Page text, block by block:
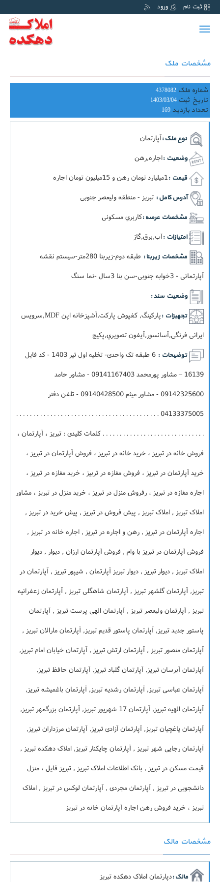
ثبت نام ورود
Toggle
مشخصات ملک
شماره ملک 4378082
تاریخ ثبت 1403/03/04
تعداد بازدید 169
نوع ملک :آپارتمان
وضعیت :اجاره,رهن
قیمت :1ميليارد تومان رهن و 15ميليون تومان اجاره
آدرس کامل : تبریز - منطقه ولیعصر جنوبی
مشخصات عرصه :کاربري مسکونی
امتیازات :آب,برق,گاز
مشخصات زیربنا :
طبقه دوم-زيربنا 280متر-سيستم نقشه
آپارتمانی - 3خوابه جنوبی-سن بنا 3سال -نما سنگ
وضعیت سند :
تجهیزات :
پارکینگ, کفپوش پارکت,آشپزخانه اپن MDF,سرویس
ایرانی فرنگی,آسانسور,آيفون تصويري,پکيج
توضیحات :
6 طبقه تک واحدی- تخلیه اول تیر 1403 - کد فایل
16139 – مشاور پورمحمد 09141167403 - مشاور حامد
09142325600 - مشاور میثم 09140428500 - تلفن دفتر
04133375005 . . . . . . . . . . . . . . . . . . . . . . . . . . . . . . . . . . . . . . . . . .
. . . . . . . . . . . . . . . . . . . . . . . . . . . . . . کلمات کلیدی : تبریز ، آپارتمان ،
فروش خانه در تبریز ، خرید خانه در تبریز ، فروش آپارتمان در تبریز ،
خرید آپارتمان در تبریز ، فروش مغازه در تربیز ، خرید مغازه در تبریز ،
اجاره مغازه در تبریز ، رفروش منزل در تبریز ، خرید منزل در تبریز ، مشاور
املاک تبریز , املاک تبریز , پیش فروش در تبریز , پیش خرید در تبریز ,
اجاره آپارتمان در تبریز , رهن و اجاره در تبریز , اجاره خانه در تبریز ,
فروش آپارتمان در تبریز با وام , فروش آپارتمان ارزان , دیوار , دیوار
املاک تبریز , دیوار تبریز , دیوار تبریز آپارتمان , شیپور تبریز , آپارتمان در
تبریز, آپارتمان گلشهر تبریز , آپارتمان شاهگلی تبریز , آپارتمان زعفرانیه
تبریز , آپارتمان ولیعصر تبریز , آپارتمان الهی پرست تبریز , آپارتمان
پاستور جدید تبریز, آپارتمان پاستور قدیم تبریز, آپارتمان مارالان تبریز ,
آپارتمان منصور تبریز , آپارتمان ارتش تبریز , آپارتمان خیابان امام تبریز,
آپارتمان آبرسان تبریز, آپارتمان گلباد تبریز, آپارتمان حافظ تبریز,
آپارتمان عباسی تبریز, آپارتمان رشدیه تبریز, آپارتمان باغمیشه تبریز,
آپارتمان الهیه تبریز, آپارتمان 17 شهریور تبریز, آپارتمان بزرگمهر تبریز,
آپارتمان یاغچیان تبریز, آپارتمان آزادی تبریز, آپارتمان مرزداران تبریز,
آپارتمان رجایی شهر تبریز , آپارتمان چایکنار تبریز, املاک دهکده تبریز ,
قیمت مسکن در تبریز , بانک اطلاعات املاک تبریز , تبریز فایل ، منزل
دانشجویی در تبریز , آپارتمان مجردی , آپارتمان لوکس در تبریز , املاک
تبریز ، خرید فروش رهن اجاره آپارتمان خانه در تبریز
مشخصات مالک
مالک :دپارتمان املاک دهکده تبریز